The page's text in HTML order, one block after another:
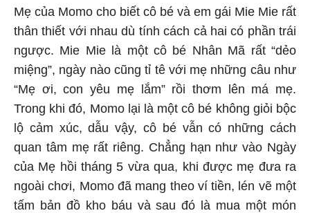
Mẹ của Momo cho biết cô bé và em gái Mie Mie rất
thân thiết với nhau dù tính cách cả hai có phần trái
ngược. Mie Mie là một cô bé Nhân Mã rất “dẻo
miệng”, ngày nào cũng tỉ tê với mẹ những câu như
“Mẹ ơi, con yêu mẹ lắm” rồi thơm lên má mẹ.
Trong khi đó, Momo lại là một cô bé không giỏi bộc
lộ cảm xúc, dẫu vậy, cô bé vẫn có những cách
quan tâm mẹ rất riêng. Chẳng hạn như vào Ngày
của Mẹ hồi tháng 5 vừa qua, khi được mẹ đưa ra
ngoài chơi, Momo đã mang theo ví tiền, lén vẽ một
tấm bản đồ kho báu và sau đó là mua một món